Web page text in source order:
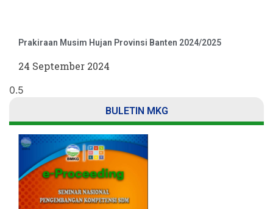
Prakiraan Musim Hujan Provinsi Banten 2024/2025
24 September 2024
BULETIN MKG